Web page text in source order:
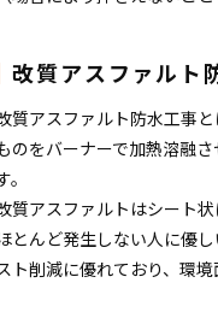
改質アスファルト
質アスファルト防水工事
のをバーナーで加熱溶融
。
質アスファルトはシート
とんど発生しない人に優
ト削減に優れており、環境